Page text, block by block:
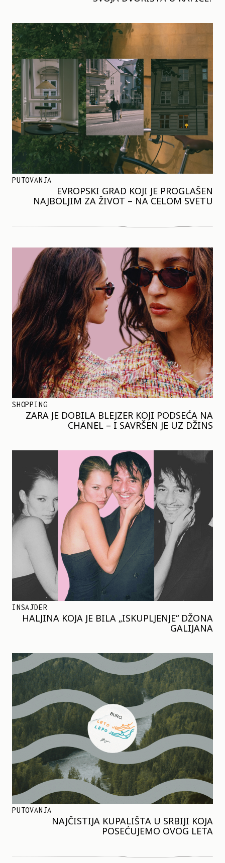
PUTOVANJA
EVROPSKI GRAD KOJI JE PROGLAŠEN
NAJBOLJIM ZA ŽIVOT – NA CELOM SVETU
SHOPPING
ZARA JE DOBILA BLEJZER KOJI PODSEĆA NA
CHANEL – I SAVRŠEN JE UZ DŽINS
INSAJDER
HALJINA KOJA JE BILA „ISKUPLJENJE“ DŽONA
GALIJANA
PUTOVANJA
NAJČISTIJA KUPALIŠTA U SRBIJI KOJA
POSEĆUJEMO OVOG LETA